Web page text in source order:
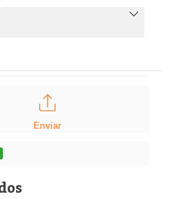
Enviar